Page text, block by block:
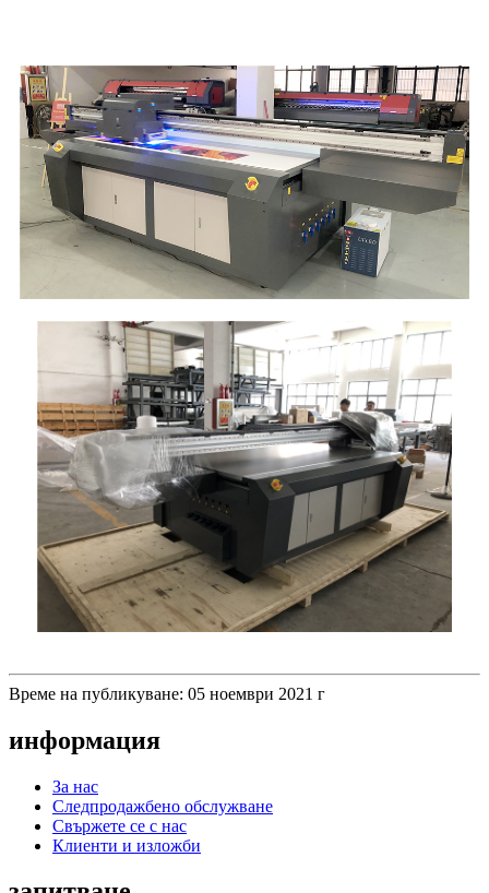
Време на публикуване: 05 ноември 2021 г
информация
За нас
Следпродажбено обслужване
Свържете се с нас
Клиенти и изложби